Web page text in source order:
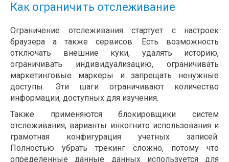
Как ограничить отслеживание
Ограничение отслеживания стартует с настроек
браузера а также сервисов. Есть возможность
отключать внешние куки, удалять историю,
ограничивать индивидуализацию, ограничивать
маркетинговые маркеры и запрещать ненужные
доступы. Эти шаги ограничивают количество
информации, доступных для изучения.
Также применяются блокировщики систем
отслеживания, варианты инкогнито использования и
грамотная конфигурация учетных записей.
Полностью убрать трекинг сложно, потому что
определенные данные данных используется для